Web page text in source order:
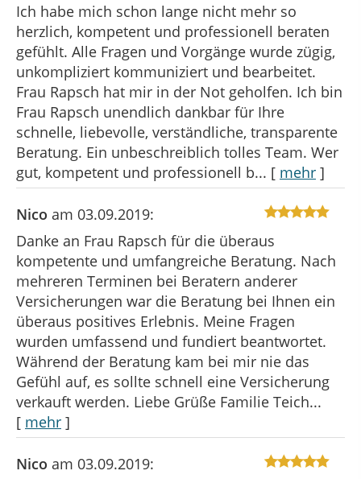
Ich habe mich schon lange nicht mehr so
herzlich, kompetent und professionell beraten
gefühlt. Alle Fragen und Vorgänge wurde zügig,
unkompliziert kommuniziert und bearbeitet.
Frau Rapsch hat mir in der Not geholfen. Ich bin
Frau Rapsch unendlich dankbar für Ihre
schnelle, liebevolle, verständliche, transparente
Beratung. Ein unbeschreiblich tolles Team. Wer
gut, kompetent und professionell b... [ mehr ]
Nico am 03.09.2019:
Danke an Frau Rapsch für die überaus
kompetente und umfangreiche Beratung. Nach
mehreren Terminen bei Beratern anderer
Versicherungen war die Beratung bei Ihnen ein
überaus positives Erlebnis. Meine Fragen
wurden umfassend und fundiert beantwortet.
Während der Beratung kam bei mir nie das
Gefühl auf, es sollte schnell eine Versicherung
verkauft werden. Liebe Grüße Familie Teich...
[ mehr ]
Nico am 03.09.2019: